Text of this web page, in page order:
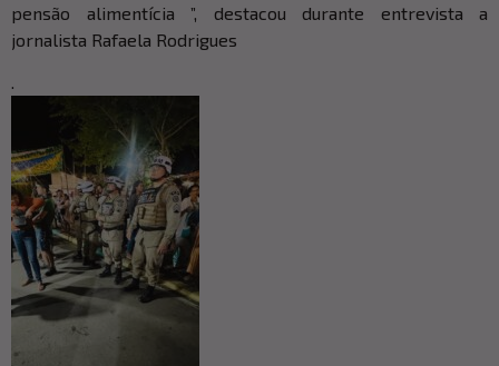
pensão alimentícia ”, destacou durante entrevista a
jornalista Rafaela Rodrigues
.